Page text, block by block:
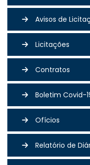
Avisos de
Licitações
Contratos
Boletim Covid-
Ofícios
Relatório de